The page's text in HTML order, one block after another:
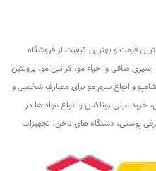
قیمت و بهترین کیفیت از فروشگاه
صافی و احیاء مو، کراتین مو، پروتئین
و انواع سرم مو برای مصارف شخصی و
خرید میلی بوتاکس و انواع مواد ها در
پوستی، دستگاه های ناخن، تجهیزات